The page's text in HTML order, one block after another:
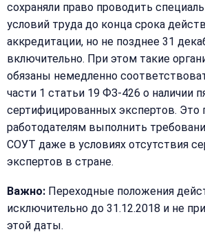
сохраняли право проводить
условий труда до конца срока
аккредитации, но не позднее 31
включительно. При этом такие
обязаны немедленно
части 1 статьи 19 ФЗ-426 о наличии
сертифицированных экспертов. Это
работодателям выполнить
СОУТ даже в условиях отсутствия
экспертов в стране.
Важно: Переходные положения
исключительно до 31.12.2018 и не
этой даты.